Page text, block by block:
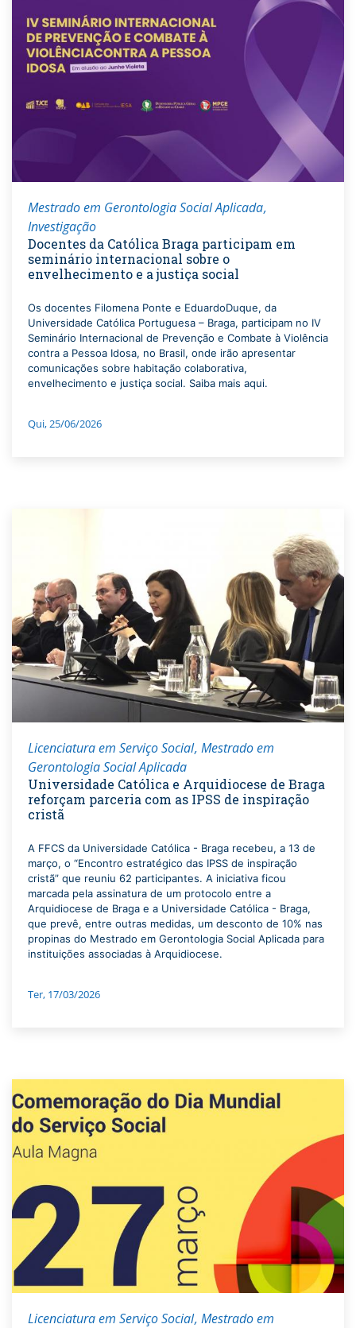
Mestrado em Gerontologia Social Aplicada
Investigação
Docentes da Católica Braga participam em
seminário internacional sobre o
envelhecimento e a justiça social
Os docentes Filomena Ponte e EduardoDuque, da
Universidade Católica Portuguesa – Braga, participam no IV
Seminário Internacional de Prevenção e Combate à Violência
contra a Pessoa Idosa, no Brasil, onde irão apresentar
comunicações sobre habitação colaborativa,
envelhecimento e justiça social. Saiba mais aqui.
Qui, 25/06/2026
Licenciatura em Serviço Social Mestrado em
Gerontologia Social Aplicada
Universidade Católica e Arquidiocese de Braga
reforçam parceria com as IPSS de inspiração
cristã
A FFCS da Universidade Católica - Braga recebeu, a 13 de
março, o “Encontro estratégico das IPSS de inspiração
cristã” que reuniu 62 participantes. A iniciativa ficou
marcada pela assinatura de um protocolo entre a
Arquidiocese de Braga e a Universidade Católica - Braga,
que prevê, entre outras medidas, um desconto de 10% nas
propinas do Mestrado em Gerontologia Social Aplicada para
instituições associadas à Arquidiocese.
Ter, 17/03/2026
Licenciatura em Serviço Social Mestrado em